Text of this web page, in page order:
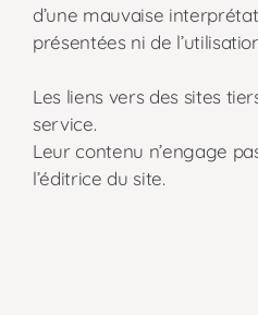
d’une mauvaise
présentées ni de
Les liens vers des sites
service.
Leur contenu n’engage
l’éditrice du site.